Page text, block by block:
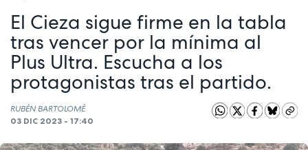
El Cieza sigue firme en la tabla
tras vencer por la mínima al
Plus Ultra. Escucha a los
protagonistas tras el partido.
RUBÉN BARTOLOMÉ
03 DIC 2023 - 17:40